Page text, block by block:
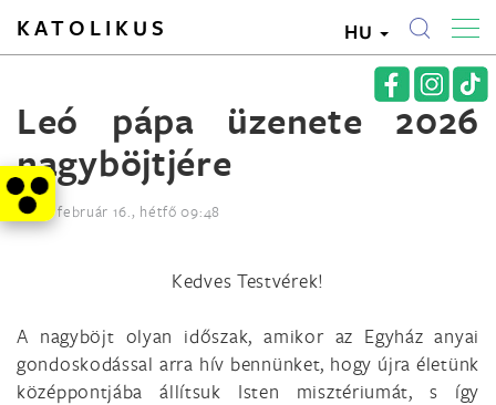
KATOLIKUS HU
Leó pápa üzenete 2026
nagyböjtjére
2026. február 16., hétfő 09:48
Kedves Testvérek!
A nagyböjt olyan időszak, amikor az Egyház anyai
gondoskodással arra hív bennünket, hogy újra életünk
középpontjába állítsuk Isten misztériumát, s így